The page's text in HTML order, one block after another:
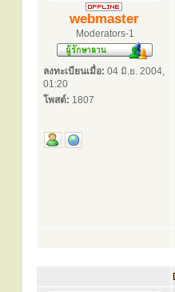
webmaster
Moderators-1
ลงทะเบียนเมื่อ: 04 มิ.ย. 2004,
01:20
โพสต์: 1807